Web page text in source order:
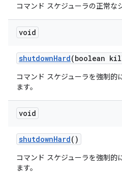
コマンド スケジューラの正常な
void
shutdownHard(boolean
コマンド スケジューラを強制的
ます。
void
shutdownHard()
コマンド スケジューラを強制的
ます。